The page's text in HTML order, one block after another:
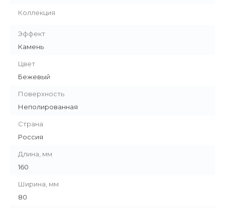
Коллекция
Эффект
Камень
Цвет
Бежевый
Поверхность
Неполированная
Страна
Россия
Длина, мм
160
Ширина, мм
80